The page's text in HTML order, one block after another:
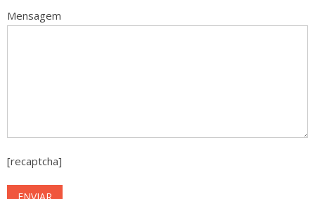
Mensagem
[recaptcha]